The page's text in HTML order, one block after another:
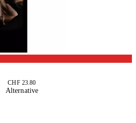
CHF 23.80
Alternative